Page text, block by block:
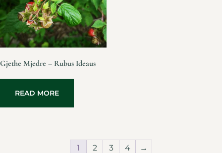
Gjethe Mjedre – Rubus Ideaus
READ MORE
1 2 3 4 →